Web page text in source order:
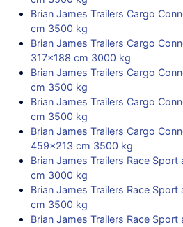
Brian James Trailers Cargo
cm 3500 kg
Brian James Trailers Cargo
317×188 cm 3000 kg
Brian James Trailers Cargo
cm 3500 kg
Brian James Trailers Cargo
cm 3500 kg
Brian James Trailers Cargo
459×213 cm 3500 kg
Brian James Trailers Race
cm 3000 kg
Brian James Trailers Race
cm 3500 kg
Brian James Trailers Race